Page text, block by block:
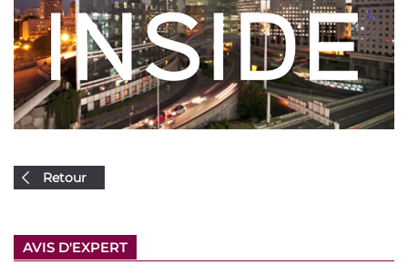
Retour
AVIS D'EXPERT